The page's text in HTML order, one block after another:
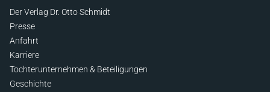
Der Verlag Dr. Otto Schmidt
Presse
Anfahrt
Karriere
Tochterunternehmen & Beteiligungen
Geschichte